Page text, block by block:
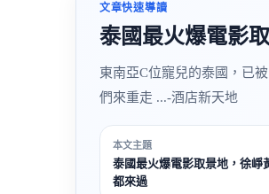
文章快速導讀
泰國最火爆電影
東南亞C位寵兒的泰國，已
們來重走 ...-酒店新天地
本文主題
泰國最火爆電影取景地，徐崢
都來過